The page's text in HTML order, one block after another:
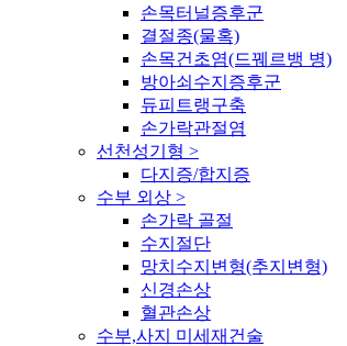
손목터널증후군
결절종(물혹)
손목건초염(드꿰르뱅 병)
방아쇠수지증후군
듀피트랭구축
손가락관절염
선천성기형 >
다지증/합지증
수부 외상 >
손가락 골절
수지절단
망치수지변형(추지변형)
신경손상
혈관손상
수부,사지 미세재건술